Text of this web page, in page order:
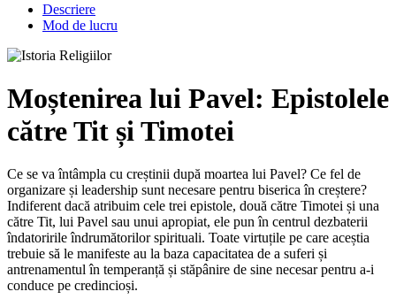
Descriere
Mod de lucru
Moștenirea lui Pavel: Epistolele
către Tit și Timotei
Ce se va întâmpla cu creștinii după moartea lui Pavel? Ce fel de
organizare și leadership sunt necesare pentru biserica în creștere?
Indiferent dacă atribuim cele trei epistole, două către Timotei și una
către Tit, lui Pavel sau unui apropiat, ele pun în centrul dezbaterii
îndatoririle îndrumătorilor spirituali. Toate virtuțile pe care aceștia
trebuie să le manifeste au la baza capacitatea de a suferi și
antrenamentul în temperanță și stăpânire de sine necesar pentru a-i
conduce pe credincioși.